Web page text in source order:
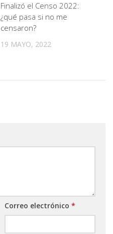
Finalizó el Censo 2022:
¿qué pasa si no me
censaron?
19 MAYO, 2022
Correo electrónico *